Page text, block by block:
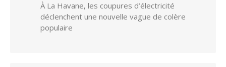
À La Havane, les coupures d’électricité
déclenchent une nouvelle vague de colère
populaire